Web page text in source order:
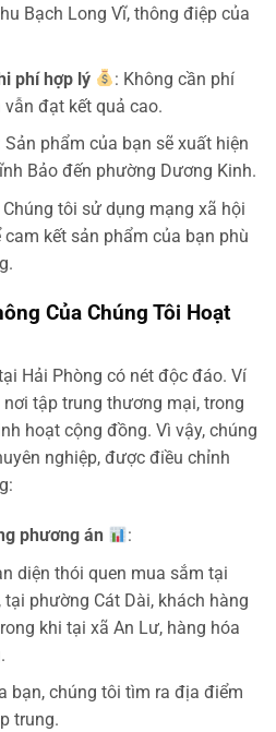
Bạch Long Vĩ, thông điệp của
phí hợp lý
: Không cần phí
đạt kết quả cao.
Sản phẩm của bạn sẽ xuất hiện
Bảo đến phường Dương Kinh.
Chúng tôi sử dụng mạng xã hội
kết sản phẩm của bạn phù
Của Chúng Tôi Hoạt
Hải Phòng có nét độc đáo. Ví
tập trung thương mại, trong
hoạt cộng đồng. Vì vậy, chúng
nghiệp, được điều chỉnh
phương án
:
diện thói quen mua sắm tại
tại phường Cát Dài, khách hàng
khi tại xã An Lư, hàng hóa
bạn, chúng tôi tìm ra địa điểm
trung.